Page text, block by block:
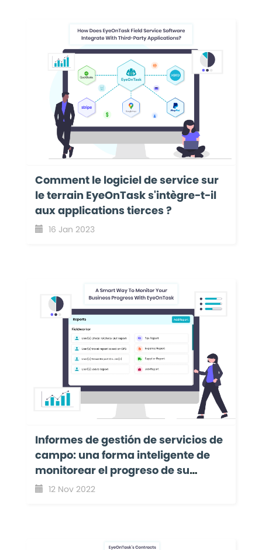
Comment le logiciel de service sur
le terrain EyeOnTask s'intègre-t-il
aux applications tierces ?
16 Jan 2023
Informes de gestión de servicios de
campo: una forma inteligente de
monitorear el progreso de su
negocio con EyeOnTask
12 Nov 2022